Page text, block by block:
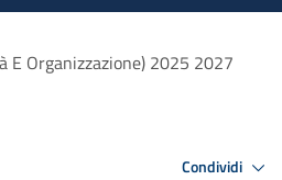
E Organizzazione) 2025 2027
Condividi